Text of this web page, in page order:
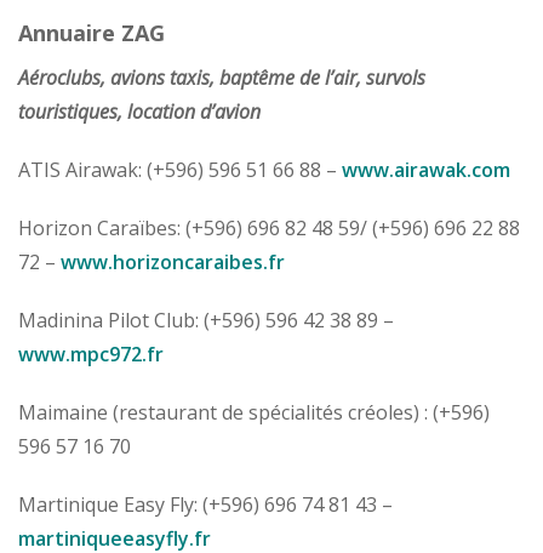
Annuaire ZAG
Aéroclubs, avions taxis, baptême de l’air, survols
touristiques, location d’avion
ATIS Airawak: (+596) 596 51 66 88 – www.airawak.com
Horizon Caraïbes: (+596) 696 82 48 59/ (+596) 696 22 88
72 – www.horizoncaraibes.fr
Madinina Pilot Club: (+596) 596 42 38 89 –
www.mpc972.fr
Maimaine (restaurant de spécialités créoles) : (+596)
596 57 16 70
Martinique Easy Fly: (+596) 696 74 81 43 –
martiniqueeasyfly.fr